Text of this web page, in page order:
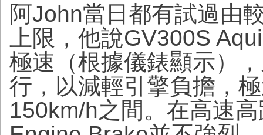
阿John當日都有試過由
上限，他說GV300S
極速（根據儀錶顯示）
行，以減輕引擎負擔，
150km/h之間。在高速